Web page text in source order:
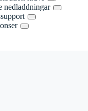
nedladdningar